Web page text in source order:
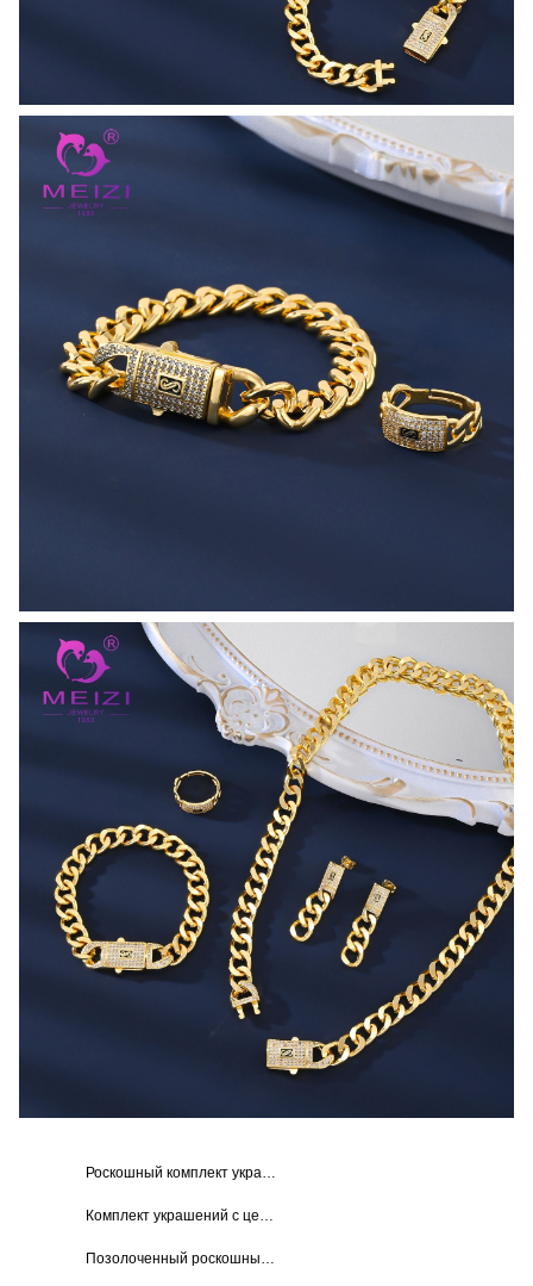
Роскошный комплект украшений в стиле хип-хоп
Комплект украшений с цепочкой-замком
Позолоченный роскошный модный комплект ювелирных украшений